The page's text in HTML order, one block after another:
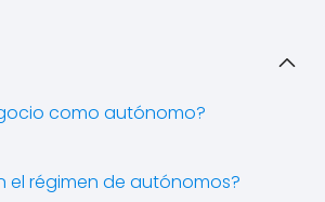
como autónomo?
el régimen de autónomos?